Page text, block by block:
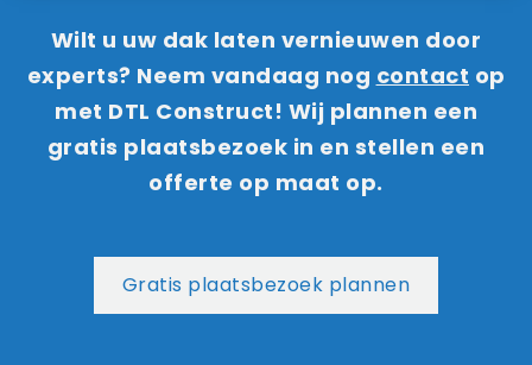
Wilt u uw dak laten vernieuwen door
experts? Neem vandaag nog contact op
met DTL Construct! Wij plannen een
gratis plaatsbezoek in en stellen een
offerte op maat op.
Gratis plaatsbezoek plannen